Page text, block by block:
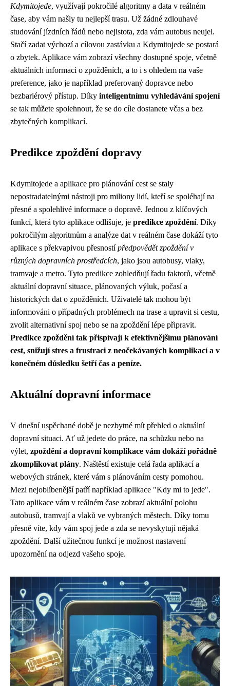
Kdymitojede, využívají pokročilé algoritmy a data v reálném
čase, aby vám našly tu nejlepší trasu. Už žádné zdlouhavé
studování jízdních řádů nebo nejistota, zda vám autobus neujel.
Stačí zadat výchozí a cílovou zastávku a Kdymitojede se postará
o zbytek. Aplikace vám zobrazí všechny dostupné spoje, včetně
aktuálních informací o zpožděních, a to i s ohledem na vaše
preference, jako je například preferovaný dopravce nebo
bezbariérový přístup. Díky inteligentnímu vyhledávání spojení
se tak můžete spolehnout, že se do cíle dostanete včas a bez
zbytečných komplikací.
Predikce zpoždění dopravy
Kdymitojede a aplikace pro plánování cest se staly
nepostradatelnými nástroji pro miliony lidí, kteří se spoléhají na
přesné a spolehlivé informace o dopravě. Jednou z klíčových
funkcí, která tyto aplikace odlišuje, je predikce zpoždění. Díky
pokročilým algoritmům a analýze dat v reálném čase dokáží tyto
aplikace s překvapivou přesnostípředpovědět zpoždění v
různých dopravních prostředcích, jako jsou autobusy, vlaky,
tramvaje a metro. Tyto predikce zohledňují řadu faktorů, včetně
aktuální dopravní situace, plánovaných výluk, počasí a
historických dat o zpožděních. Uživatelé tak mohou být
informováni o případných problémech na trase a upravit si cestu,
zvolit alternativní spoj nebo se na zpoždění lépe připravit.
Predikce zpoždění tak přispívají k efektivnějšímu plánování
cest, snižují stres a frustraci z neočekávaných komplikací a v
konečném důsledku šetří čas a peníze.
Aktuální dopravní informace
V dnešní uspěchané době je nezbytné mít přehled o aktuální
dopravní situaci. Ať už jedete do práce, na schůzku nebo na
výlet, zpoždění a dopravní komplikace vám dokáží pořádně
zkomplikovat plány. Naštěstí existuje celá řada aplikací a
webových stránek, které vám s plánováním cesty pomohou.
Mezi nejoblíbenější patří například aplikace "Kdy mi to jede".
Tato aplikace vám v reálném čase zobrazí aktuální polohu
autobusů, tramvají a vlaků ve vybraných městech. Díky tomu
přesně víte, kdy vám spoj jede a zda se nevyskytují nějaká
zpoždění. Další užitečnou funkcí je možnost nastavení
upozornění na odjezd vašeho spoje.